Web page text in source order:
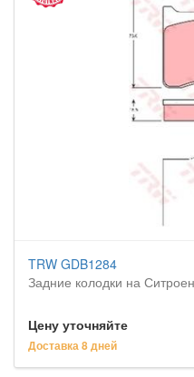
TRW GDB1284
Задние колодки на
Цену уточняйте
Доставка 8 дней